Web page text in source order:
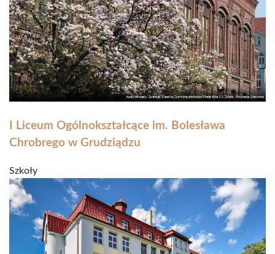
I Liceum Ogólnokształcące im. Bolesława
Chrobrego w Grudziądzu
Szkoły